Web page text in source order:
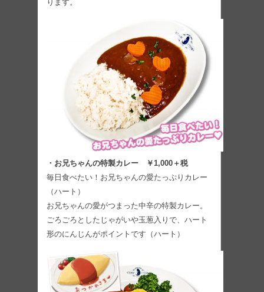
ります。
・お兄ちゃんの特製カレー ￥1,000＋税
毎日食べたい！お兄ちゃんの愛たっぷりカレー
（ハート）
お兄ちゃんの愛がつまった中辛の特製カレー。
ごろごろとしたじゃがいや玉葱入りで、ハート
形のにんじんがポイントです（ハート）